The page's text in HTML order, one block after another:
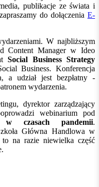
publikacje ze świata i
do dołączenia E-
W najbliższym
Content Manager w Ideo
Social Business Strategy
Business. Konferencja
a udział jest bezpłatny -
wydarzenia.
dyrektor zarządzający
webinarium pod
w czasach pandemii.
Główna Handlowa w
na razie niewielka część